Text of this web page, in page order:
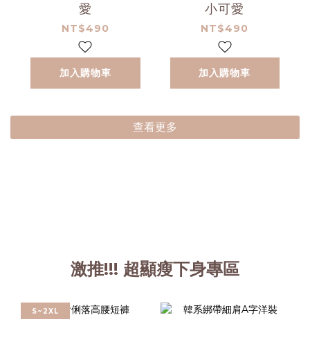
愛
NT$490
加入購物車
小可愛
NT$490
加入購物車
查看更多
激推!!! 超顯瘦下身專區
S~2XL